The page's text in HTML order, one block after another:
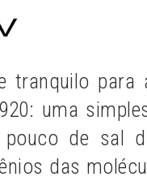
tranquilo para
uma
de sal
das